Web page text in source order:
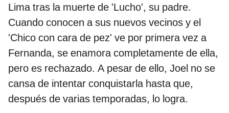
Lima tras la muerte de 'Lucho', su padre.
Cuando conocen a sus nuevos vecinos y el
'Chico con cara de pez' ve por primera vez a
Fernanda, se enamora completamente de ella,
pero es rechazado. A pesar de ello, Joel no se
cansa de intentar conquistarla hasta que,
después de varias temporadas, lo logra.